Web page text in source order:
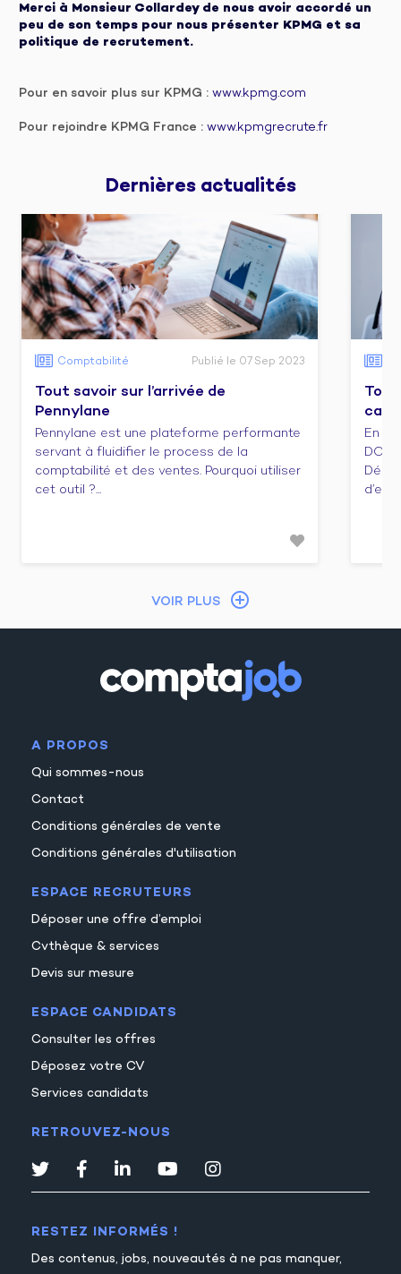
Merci à Monsieur Collardey de nous avoir accordé un
peu de son temps pour nous présenter KPMG et sa
politique de recrutement.
Pour en savoir plus sur KPMG : www.kpmg.com
Pour rejoindre KPMG France : www.kpmgrecrute.fr
Dernières actualités
Comptabilité Publié le 07 Sep 2023
Tout savoir sur l’arrivée de
Pennylane
Pennylane est une plateforme performante
servant à fluidifier le process de la
comptabilité et des ventes. Pourquoi utiliser
cet outil ?...
En
DCG
VOIR PLUS
A PROPOS
Qui sommes-nous
Contact
Conditions générales de vente
Conditions générales d'utilisation
ESPACE RECRUTEURS
Déposer une offre d’emploi
Cvthèque & services
Devis sur mesure
ESPACE CANDIDATS
Consulter les offres
Déposez votre CV
Services candidats
RETROUVEZ-NOUS
RESTEZ INFORMÉS !
Des contenus, jobs, nouveautés à ne pas manquer,